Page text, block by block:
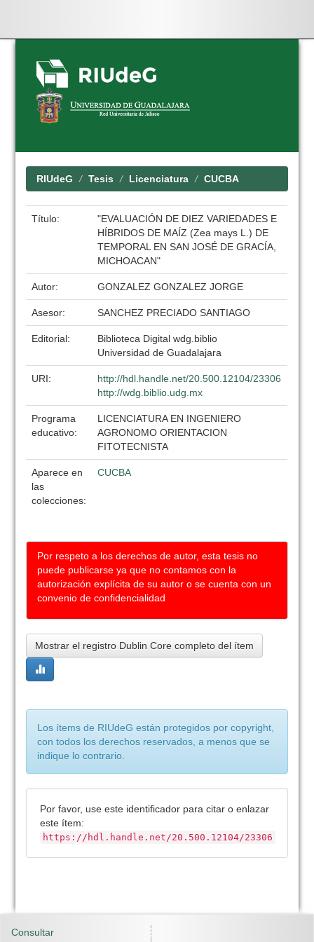
Skip
navigation
RIUdeG Tesis Licenciatura CUCBA
Título:
"EVALUACIÓN DE DIEZ VARIEDADES E
HÍBRIDOS DE MAÍZ (Zea mays L.) DE
TEMPORAL EN SAN JOSÉ DE GRACÍA,
MICHOACAN"
Autor: GONZALEZ GONZALEZ JORGE
Asesor: SANCHEZ PRECIADO SANTIAGO
Editorial:
Biblioteca Digital wdg.biblio
Universidad de Guadalajara
URI:
http://hdl.handle.net/20.500.12104/23306
http://wdg.biblio.udg.mx
Programa
educativo:
LICENCIATURA EN INGENIERO
AGRONOMO ORIENTACION
FITOTECNISTA
Aparece en
las
colecciones:
CUCBA
Por respeto a los derechos de autor, esta tesis no
puede publicarse ya que no contamos con la
autorización explícita de su autor o se cuenta con un
convenio de confidencialidad
Mostrar el registro Dublin Core completo del ítem
Los ítems de RIUdeG están protegidos por copyright,
con todos los derechos reservados, a menos que se
indique lo contrario.
Por favor, use este identificador para citar o enlazar
este ítem:
https://hdl.handle.net/20.500.12104/23306
Consultar